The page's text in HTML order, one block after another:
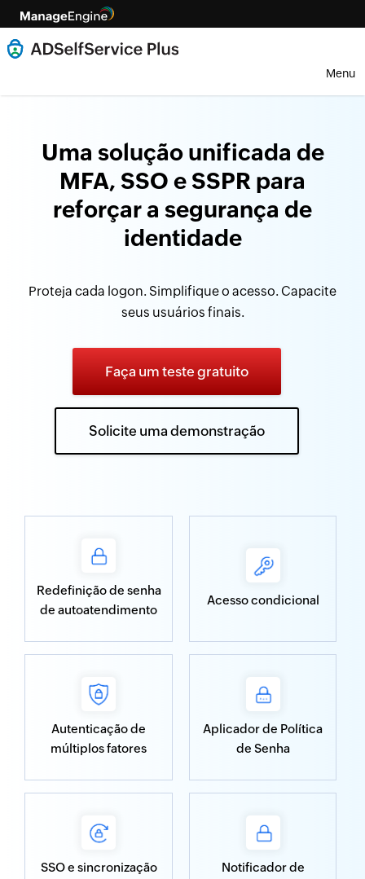
Menu
Uma solução unificada de
MFA, SSO e SSPR para
reforçar a segurança de
identidade
Proteja cada logon. Simplifique o acesso. Capacite
seus usuários finais.
Faça um teste gratuito
Solicite uma demonstração
Redefinição de senha
de autoatendimento
Autenticação de
múltiplos fatores
SSO e sincronização
Acesso condicional
Aplicador de Política
de Senha
Notificador de